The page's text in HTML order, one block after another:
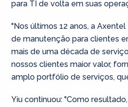
para TI de volta em suas
"Nos últimos 12 anos, a
de manutenção para clientes
mais de uma década de
nossos clientes maior valor,
amplo portfólio de serviços,
Yiu continuou: "Como